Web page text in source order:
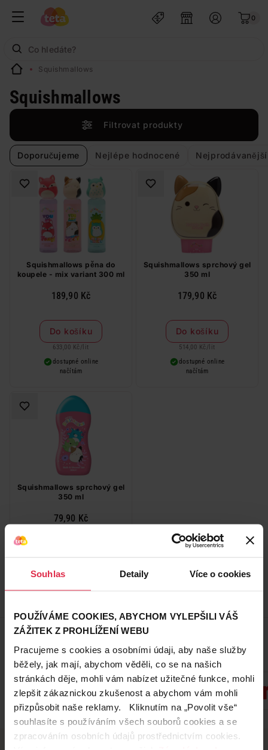
Souhlas Detaily Více o cookies
POUŽÍVÁME COOKIES, ABYCHOM VYLEPŠILI VÁŠ
ZÁŽITEK Z PROHLÍŽENÍ WEBU
Pracujeme s cookies a osobními údaji, aby naše služby
běžely, jak mají, abychom věděli, co se na našich
stránkách děje, mohli vám nabízet užitečné funkce, mohli
zlepšit zákaznickou zkušenost a abychom vám mohli
přizpůsobit naše reklamy. Kliknutím na „Povolit vše“
souhlasíte s používáním všech souborů cookies a se
zpracováním osobních údajů prostřednictvím cookies.
0
Squishmallows
Squishmallows
Filtrovat produkty
Doporučujeme Nejlépe hodnocené Nejprodávanější
Squishmallows pěna do
koupele - mix variant 300 ml
189,90 Kč
Do košíku
633,00 Kč / lit
dostupné online
načítám
Squishmallows sprchový gel
350 ml
179,90 Kč
Do košíku
514,00 Kč / lit
dostupné online
načítám
Squishmallows sprchový gel
350 ml
79,90 Kč
266,33 Kč
načítám
Zobrazeno 1-3 z 3
Oblíbené značky
Zobrazit všechny značky